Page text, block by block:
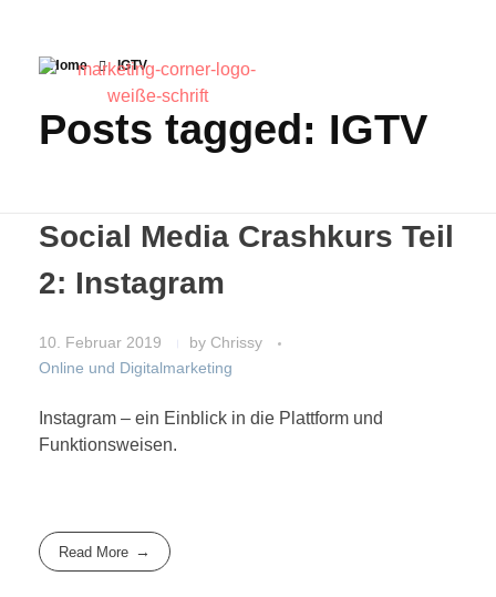
Home IGTV
Posts tagged: IGTV
Social Media Crashkurs Teil
2: Instagram
10. Februar 2019 by Chrissy
Online und Digitalmarketing
Instagram – ein Einblick in die Plattform und
Funktionsweisen.
Read More